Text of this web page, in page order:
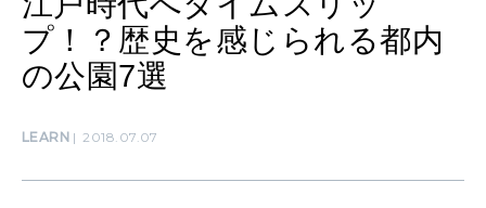
MAMA
わたしができること
プ！？歴史を感じられる都内
の公園7選
LEARN 2018.07.07